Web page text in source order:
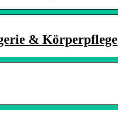
& Körperpflege